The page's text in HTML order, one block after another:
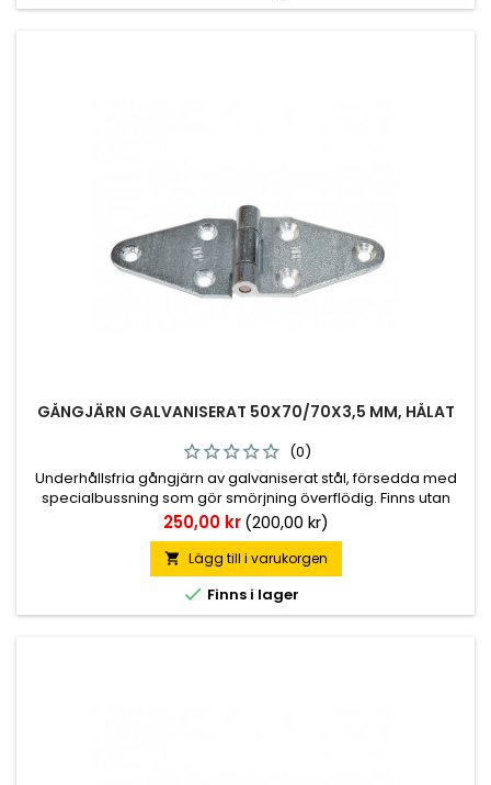
GÅNGJÄRN GALVANISERAT 50X70/70X3,5 MM, HÅLAT
(0)
Underhållsfria gångjärn av galvaniserat stål, försedda med
specialbussning som gör smörjning överflödig. Finns utan
skruvhål men även med försänkta 6,4 mm diameter.
Totallängd 140 mm, 70+70 mm. Höjd leddel 50 mm.
Godstjocklek 3,5 mm.
Pris
250,00 kr (200,00 kr)
 Lägg till i varukorgen
 Finns i lager